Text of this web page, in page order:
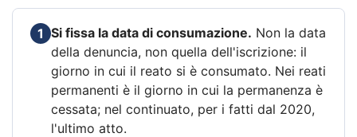
1 Si fissa la data di consumazione. Non la data
della denuncia, non quella dell'iscrizione: il
giorno in cui il reato si è consumato. Nei reati
permanenti è il giorno in cui la permanenza è
cessata; nel continuato, per i fatti dal 2020,
l'ultimo atto.